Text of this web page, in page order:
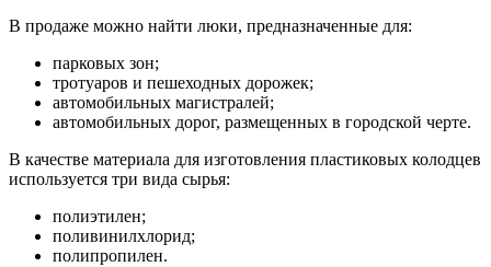
В продаже можно найти люки, предназначенные для:
парковых зон;
тротуаров и пешеходных дорожек;
автомобильных магистралей;
автомобильных дорог, размещенных в городской черте.
В качестве материала для изготовления пластиковых колодцев
используется три вида сырья:
полиэтилен;
поливинилхлорид;
полипропилен.